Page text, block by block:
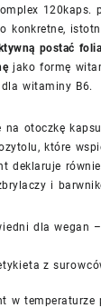
120kaps.
konkretne,
postać
jako formę
witaminy B6.
na otoczkę
które
deklaruje
i
dla wegan
z
w temperaturze